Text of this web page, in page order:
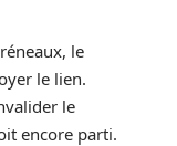
le
le lien.
le
encore parti.